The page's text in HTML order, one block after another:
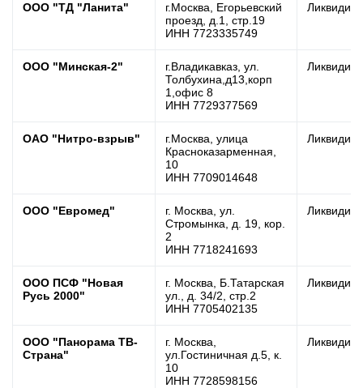
ООО "ТД "Ланита"
г.Москва, Егорьевский
проезд, д.1, стр.19
ИНН 7723335749
ООО "Минская-2"
г.Владикавказ, ул.
Толбухина,д13,корп
1,офис 8
ИНН 7729377569
ОАО "Нитро-взрыв"
г.Москва, улица
Красноказарменная,
10
ИНН 7709014648
ООО "Евромед"
г. Москва, ул.
Стромынка, д. 19, кор.
2
ИНН 7718241693
ООО ПСФ "Новая
Русь 2000"
г. Москва, Б.Татарская
ул., д. 34/2, стр.2
ИНН 7705402135
ООО "Панорама ТВ-
Страна"
г. Москва,
ул.Гостиничная д.5, к.
10
ИНН 7728598156